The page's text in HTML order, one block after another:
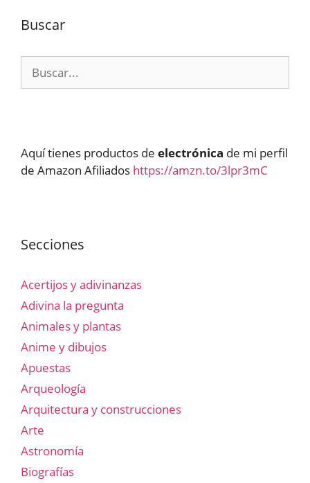
Buscar
Aquí tienes productos de electrónica de mi perfil
de Amazon Afiliados https://amzn.to/3lpr3mC
Secciones
Acertijos y adivinanzas
Adivina la pregunta
Animales y plantas
Anime y dibujos
Apuestas
Arqueología
Arquitectura y construcciones
Arte
Astronomía
Biografías